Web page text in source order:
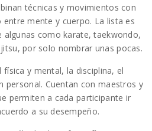
técnicas y movimientos con
mente y cuerpo. La lista es
algunas como karate, taekwondo,
por solo nombrar unas pocas.
y mental, la disciplina, el
personal. Cuentan con maestros y
permiten a cada participante ir
a su desempeño.